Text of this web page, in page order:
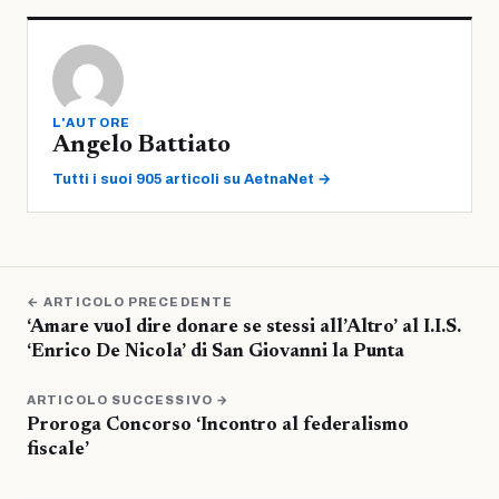
L'AUTORE
Angelo Battiato
Tutti i suoi 905 articoli su AetnaNet →
← ARTICOLO PRECEDENTE
‘Amare vuol dire donare se stessi all’Altro’ al I.I.S.
‘Enrico De Nicola’ di San Giovanni la Punta
ARTICOLO SUCCESSIVO →
Proroga Concorso ‘Incontro al federalismo
fiscale’